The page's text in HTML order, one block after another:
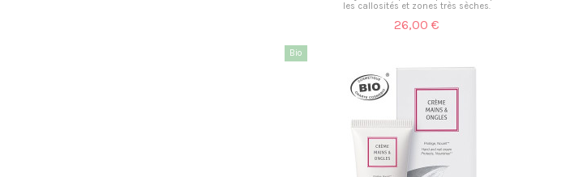
les callosités et zones très sèches.
26,00 €
Bio